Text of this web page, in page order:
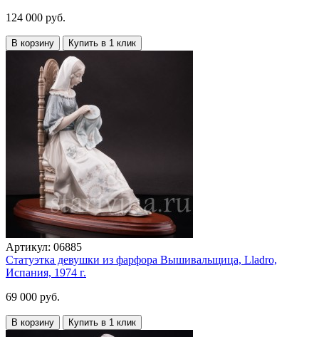
124 000 руб.
В корзину Купить в 1 клик
Артикул: 06885
Статуэтка девушки из фарфора Вышивальщица, Lladro,
Испания, 1974 г.
69 000 руб.
В корзину Купить в 1 клик